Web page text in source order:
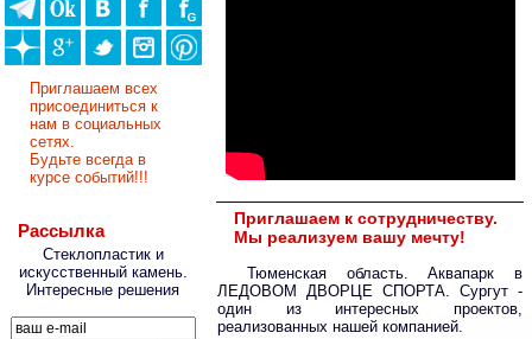
Приглашаем всех
присоединиться к
нам в социальных
сетях.
Будьте всегда в
курсе событий!!!
Рассылка
Стеклопластик и
искусственный камень.
Интересные решения
Приглашаем к сотрудничеству.
Мы реализуем вашу мечту!
Тюменская область. Аквапарк в
ЛЕДОВОМ ДВОРЦЕ СПОРТА. Сургут -
один из интересных проектов,
реализованных нашей компанией.